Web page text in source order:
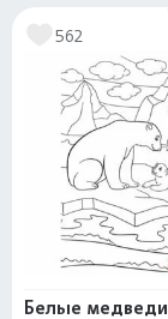
562
Белые медведи